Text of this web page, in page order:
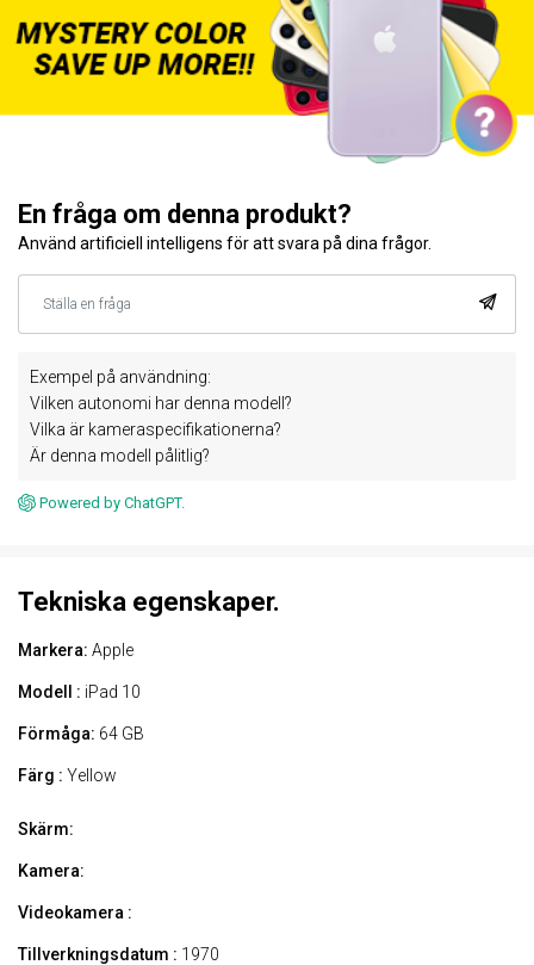
En fråga om denna produkt?
Använd artificiell intelligens för att svara på dina frågor.
Exempel på användning:
Vilken autonomi har denna modell?
Vilka är kameraspecifikationerna?
Är denna modell pålitlig?
Powered by ChatGPT.
Tekniska egenskaper.
Markera: Apple
Modell : iPad 10
Förmåga: 64 GB
Färg : Yellow
Skärm:
Kamera:
Videokamera :
Tillverkningsdatum : 1970